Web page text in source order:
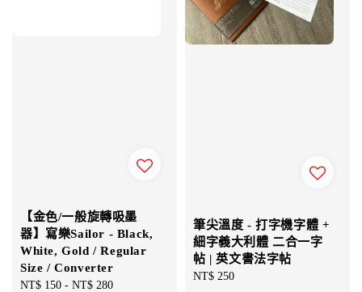
【金色/一般旋轉吸墨
器】寫樂Sailor - Black,
White, Gold / Regular
Size / Converter
Regular
NT$ 150 - NT$ 280
筆尖溫度 - 打字機字體 +
細字義大利體 二合一字
帖 | 英文書法字帖
Regular
NT$ 250